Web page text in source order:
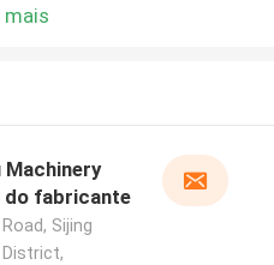
mais
Machinery
do fabricante
Sijing
District,